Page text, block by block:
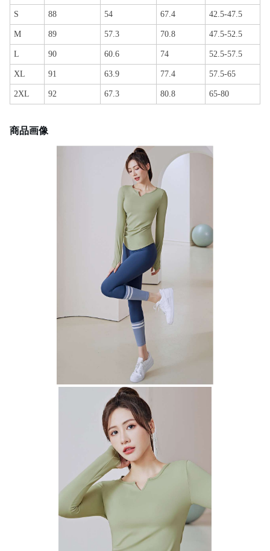
S 88 54 67.4 42.5-47.5
M 89 57.3 70.8 47.5-52.5
L 90 60.6 74 52.5-57.5
XL 91 63.9 77.4 57.5-65
2XL 92 67.3 80.8 65-80
商品画像